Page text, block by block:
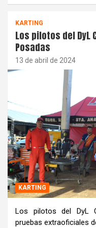
KARTING
Los pilotos del
Posadas
13 de abril de 2024
KARTING
Los pilotos del DyL
pruebas extraoficiales